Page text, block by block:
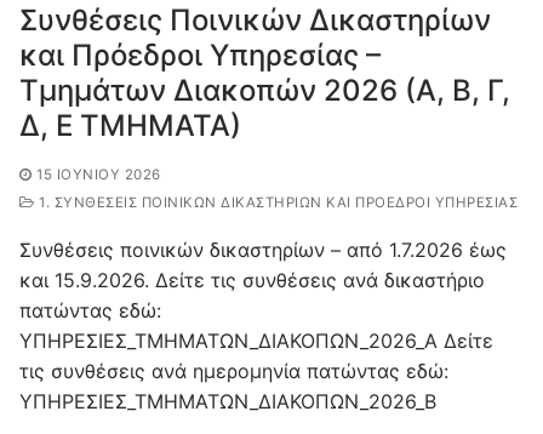
Συνθέσεις Ποινικών Δικαστηρίων
και Πρόεδροι Υπηρεσίας –
Τμημάτων Διακοπών 2026 (Α, Β, Γ,
Δ, Ε ΤΜΗΜΑΤΑ)
15 ΙΟΥΝΊΟΥ 2026
1. ΣΥΝΘΈΣΕΙΣ ΠΟΙΝΙΚΏΝ ΔΙΚΑΣΤΗΡΊΩΝ ΚΑΙ ΠΡΌΕΔΡΟΙ ΥΠΗΡΕΣΊΑΣ
Συνθέσεις ποινικών δικαστηρίων – από 1.7.2026 έως
και 15.9.2026. Δείτε τις συνθέσεις ανά δικαστήριο
πατώντας εδώ:
ΥΠΗΡΕΣΙΕΣ_ΤΜΗΜΑΤΩΝ_ΔΙΑΚΟΠΩΝ_2026_Α Δείτε
τις συνθέσεις ανά ημερομηνία πατώντας εδώ:
ΥΠΗΡΕΣΙΕΣ_ΤΜΗΜΑΤΩΝ_ΔΙΑΚΟΠΩΝ_2026_Β